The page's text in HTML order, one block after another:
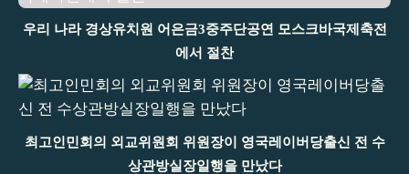
우리 나라 경상유치원 어은금3중주단공연 모스크바국제축전
에서 절찬
최고인민회의 외교위원회 위원장이 영국레이버당출신 전 수
상관방실장일행을 만났다